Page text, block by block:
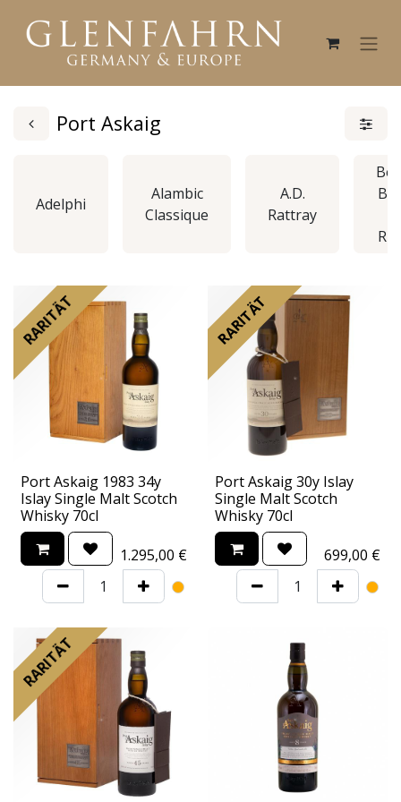
Port Askaig
Adelphi
Alambic
Classique
A.D.
Rattray
RARITÄT
Port Askaig 1983 34y
Islay Single Malt Scotch
Whisky 70cl
1.295,00 €
RARITÄT
Port Askaig 30y Islay
Single Malt Scotch
Whisky 70cl
699,00 €
RARITÄT